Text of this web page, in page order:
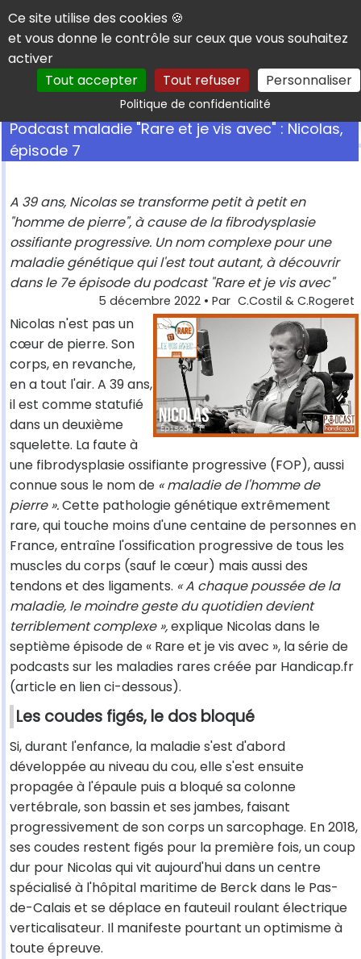
Panneau de gestion des cookies
Ce site utilise des cookies 🍪
et vous donne le contrôle sur ceux que vous souhaitez
activer
Tout accepter
Tout refuser Personnaliser
Politique de confidentialitéRechercher
Podcast maladie "Rare et je vis avec" : Nicolas,
épisode 7
A 39 ans, Nicolas se transforme petit à petit en
"homme de pierre", à cause de la fibrodysplasie
ossifiante progressive. Un nom complexe pour une
maladie génétique qui l'est tout autant, à découvrir
dans le 7e épisode du podcast "Rare et je vis avec"
5 décembre 2022 • Par C.Costil & C.Rogeret
Nicolas n'est pas un
cœur de pierre. Son
corps, en revanche,
en a tout l'air. A 39 ans,
il est comme statufié
dans un deuxième
squelette. La faute à
une fibrodysplasie ossifiante progressive (FOP), aussi
connue sous le nom de « maladie de l'homme de
pierre ».Cette pathologie génétique extrêmement
rare, qui touche moins d'une centaine de personnes en
France, entraîne l'ossification progressive de tous les
muscles du corps (sauf le cœur) mais aussi des
tendons et des ligaments. « A chaque poussée de la
maladie, le moindre geste du quotidien devient
terriblement complexe »,explique Nicolas dans le
septième épisode de « Rare et je vis avec », la série de
podcasts sur les maladies rares créée par Handicap.fr
(article en lien ci-dessous).
Les coudes figés, le dos bloqué
Si, durant l'enfance, la maladie s'est d'abord
développée au niveau du cou, elle s'est ensuite
propagée à l'épaule puis a bloqué sa colonne
vertébrale, son bassin et ses jambes, faisant
progressivement de son corps un sarcophage. En 2018,
ses coudes restent figés pour la première fois, un coup
dur pour Nicolas qui vit aujourd'hui dans un centre
spécialisé à l'hôpital maritime de Berck dans le Pas-
de-Calais et se déplace en fauteuil roulant électrique
verticalisateur. Il manifeste pourtant un optimisme à
toute épreuve.